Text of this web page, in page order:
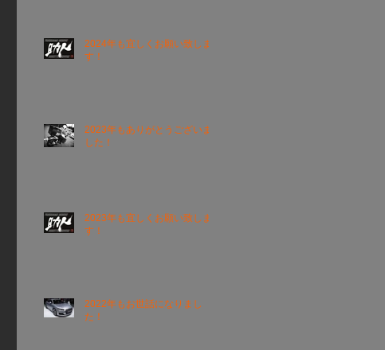
2024年も宜しくお願い致しま
す！
2023年もありがとうございま
した！
2023年も宜しくお願い致しま
す！
2022年もお世話になりまし
た！